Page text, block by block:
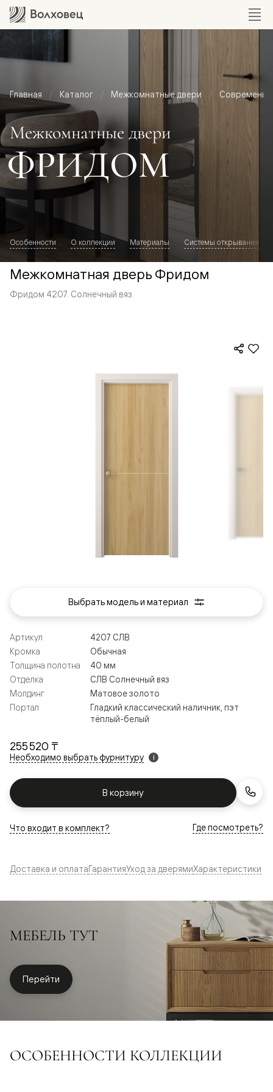
Главная Каталог Межкомнатные двери
Межкомнатные двери
ФРИДОМ
Особенности О коллекции Материалы Системы открывания
Межкомнатная дверь Фридом
Фридом 4207. Солнечный вяз
255 520 ₸
Необходимо выбрать фурнитуру i
В корзину
Артикул
4207 СЛВ
Кромка
Обычная
Толщина полотна
40 мм
Отделка
СЛВ Солнечный вяз
Молдинг
Матовое золото
Портал
Гладкий классический наличник, пэт
тёплый-белый
Что входит в комплект? Где посмотреть?
Выбрать модель и материал
Доставка и оплатаГарантияУход за дверямиХарактеристики
МЕБЕЛЬ ТУТ
Перейти
ОСОБЕННОСТИ КОЛЛЕКЦИИ